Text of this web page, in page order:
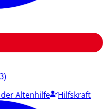
Altenhilfe Hilfskraft